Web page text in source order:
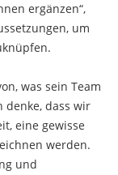
ergänzen“,
um
was sein Team
denke, dass wir
eine gewisse
werden.
und